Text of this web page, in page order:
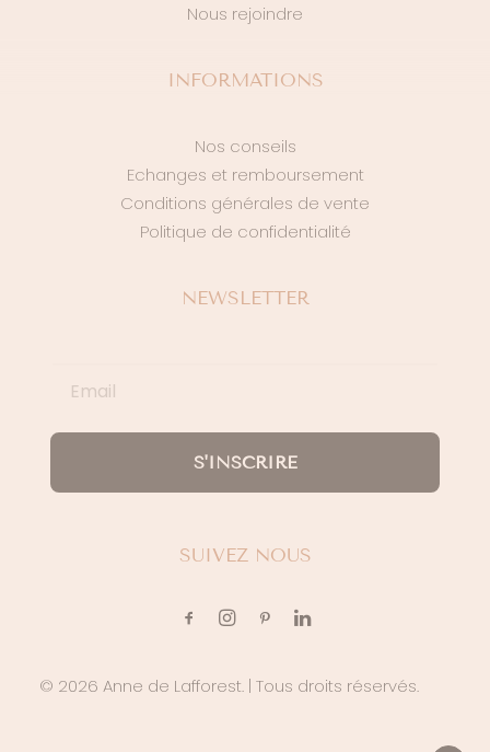
Nous rejoindre
INFORMATIONS
Nos conseils
Echanges et remboursement
Conditions générales de vente
Politique de confidentialité
NEWSLETTER
S'INSCRIRE
SUIVEZ NOUS
© 2026 Anne de Lafforest. | Tous droits réservés.